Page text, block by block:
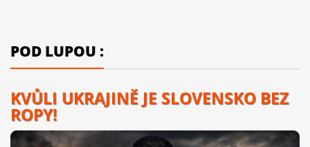
POD LUPOU :
KVŮLI UKRAJINĚ JE SLOVENSKO BEZ
ROPY!